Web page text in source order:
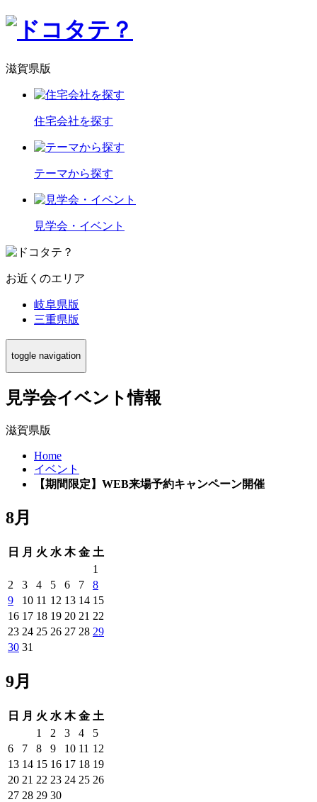
滋賀県版
住宅会社を探す
テーマから探す
見学会・イベント
お近くのエリア
岐阜県版
三重県版
toggle navigation
見学会イベント情報
滋賀県版
Home
イベント
【期間限定】WEB来場予約キャンペーン開催
8月
日 月 火 水 木 金 土
1
2
3 4 5 6 7
8
9
10 11 12 13 14 15
16 17 18 19 20 21 22
23 24 25 26 27 28 29
30 31
9月
日 月 火 水 木 金 土
1
2 3 4
5
6
7 8 9 10 11 12
13 14 15 16 17 18 19
20 21 22 23 24 25 26
27 28 29 30